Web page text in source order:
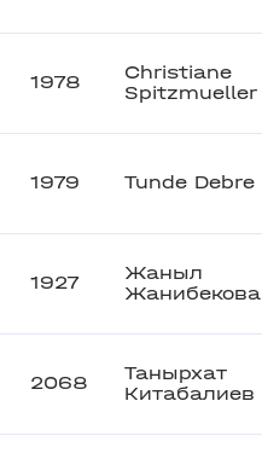
1978
Christiane
Spitzmueller
1979 Tunde Debre
1927
Жаныл
Жанибекова
2068
Танырхат
Китабалиев